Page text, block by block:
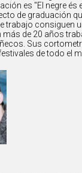
es "El negre és
de graduación
trabajo consiguen
más de 20 años
Sus
de todo el